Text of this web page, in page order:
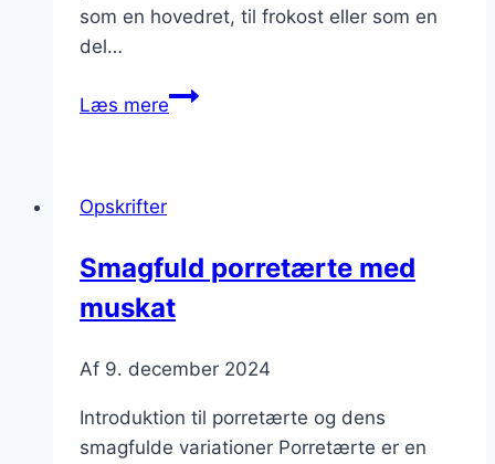
som en hovedret, til frokost eller som en
del…
Læs merePorretærte
Opskrifter
Smagfuld porretærte med
muskat
Af 9. december 2024
Introduktion til porretærte og dens
smagfulde variationer Porretærte er en